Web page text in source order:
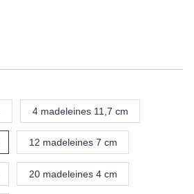
4 madeleines 11,7 cm
12 madeleines 7 cm
20 madeleines 4 cm